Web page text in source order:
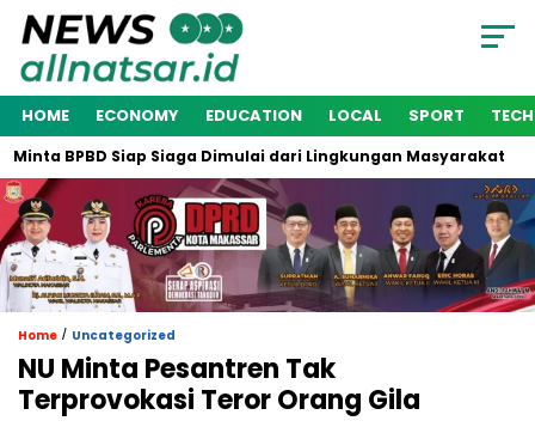
HOME ECONOMY EDUCATION LOCAL SPORT
BPBD Siap Siaga Dimulai dari Lingkungan Masyarakat
Home / Uncategorized
NU Minta Pesantren Tak
Terprovokasi Teror Orang Gila